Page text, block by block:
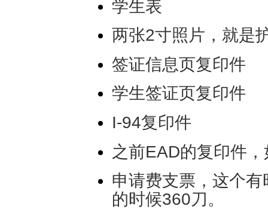
学生表
两张2寸照片，就是
签证信息页复印件
学生签证页复印件
I-94复印件
之前EAD的复印件
申请费支票，这个
的时候360刀。